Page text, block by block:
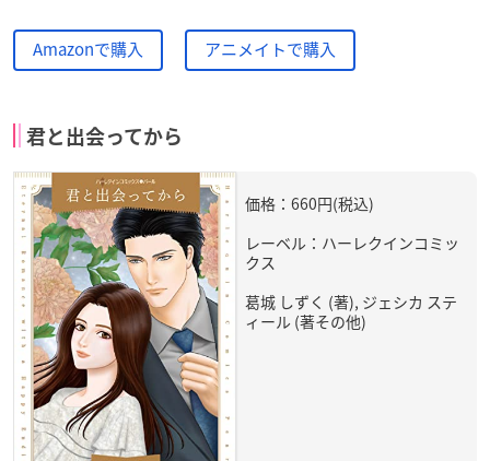
Amazonで購入 アニメイトで購入
君と出会ってから
価格：660円(税込)
レーベル：ハーレクインコミッ
クス
葛城 しずく (著), ジェシカ ステ
ィール (著その他)